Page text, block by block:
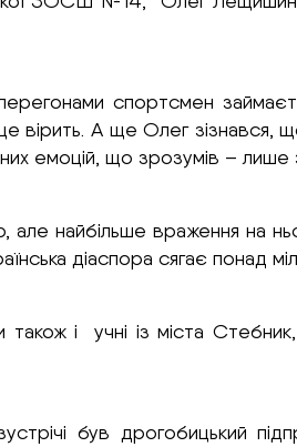
спортсмен
вірить. А ще Олег зізнався,
емоцій, що зрозумів –
але найбільше враження на
діаспора сягає понад
і учні із міста
був дрогобицький